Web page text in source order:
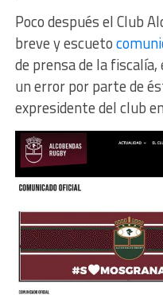
Poco después el Club
breve y escueto
de prensa de la
un error por parte de
expresidente del club